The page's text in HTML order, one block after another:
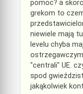
pomoc? a
grekom to
niewiele mają
levelu chyba
"centrali" UE.
spod
jakąkolwiek